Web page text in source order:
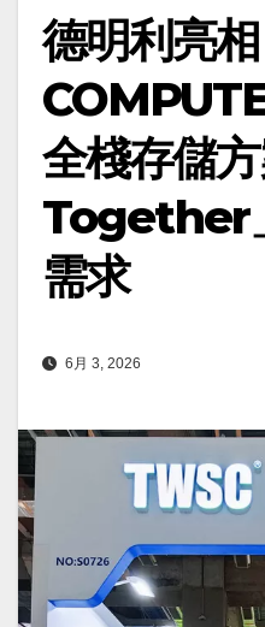
德明利亮相
全棧存儲
Together
需求
6月 3, 2026